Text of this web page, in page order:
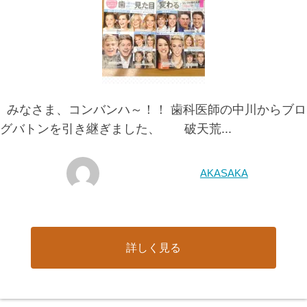
みなさま、コンバンハ～！！ 歯科医師の中川からブロ
グバトンを引き継ぎました、 破天荒...
AKASAKA
詳しく見る